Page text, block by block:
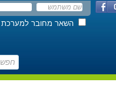
השאר מחובר למערכת